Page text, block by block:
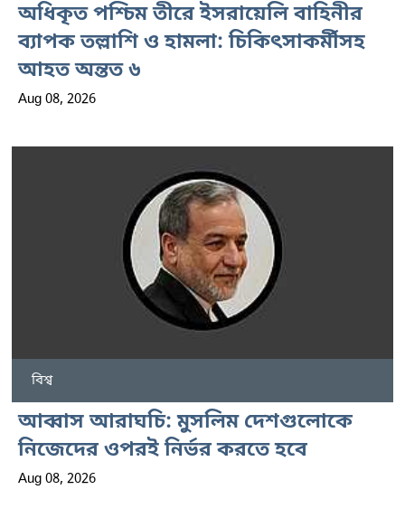
অধিকৃত পশ্চিম তীরে ইসরায়েলি বাহিনীর
ব্যাপক তল্লাশি ও হামলা: চিকিৎসাকর্মীসহ
আহত অন্তত ৬
Aug 08, 2026
বিশ্ব
আব্বাস আরাঘচি: মুসলিম দেশগুলোকে
নিজেদের ওপরই নির্ভর করতে হবে
Aug 08, 2026